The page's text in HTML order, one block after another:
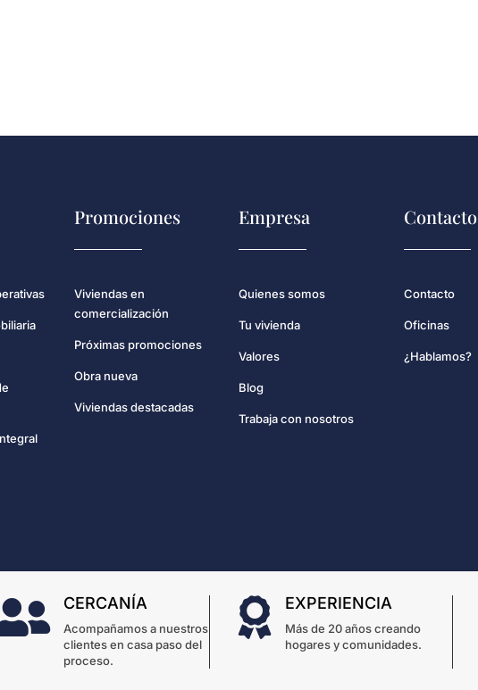
Promociones
Viviendas en
comercialización
Próximas promociones
Obra nueva
Viviendas destacadas
Empresa
Quienes somos
Tu vivienda
Valores
Blog
Trabaja con nosotros
Contacto
Contacto
Oficinas
¿Hablamos?
CERCANÍA
Acompañamos a nuestros
clientes en casa paso del
proceso.
 EXPERIENCIA
Más de 20 años creando
hogares y comunidades.